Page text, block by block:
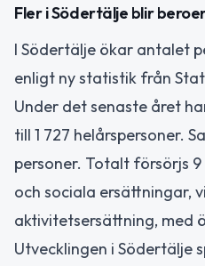
Fler i Södertälje blir
I Södertälje ökar antalet
enligt ny statistik från
Under det senaste året
till 1 727 helårspersoner.
personer. Totalt försörjs
och sociala ersättningar,
aktivitetsersättning, med
Utvecklingen i Södertälje